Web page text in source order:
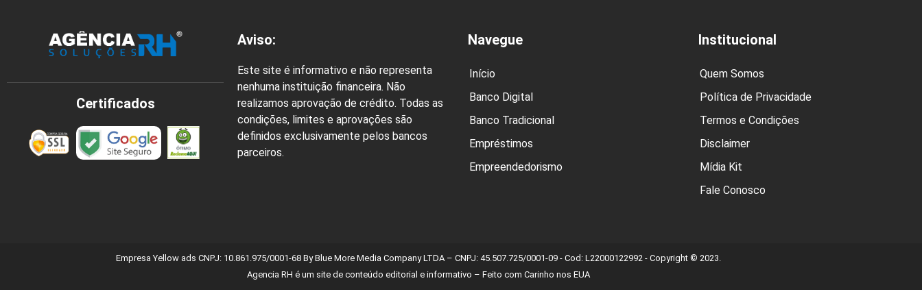
Certificados
Aviso:
Este site é informativo e não representa
nenhuma instituição financeira. Não
realizamos aprovação de crédito. Todas as
condições, limites e aprovações são
definidos exclusivamente pelos bancos
parceiros.
Navegue
Início
Banco Digital
Banco Tradicional
Empréstimos
Empreendedorismo
Institucional
Quem Somos
Política de Privacidade
Termos e Condições
Disclaimer
Mídia Kit
Fale Conosco
Empresa Yellow ads CNPJ: 10.861.975/0001-68 By Blue More Media Company LTDA – CNPJ: 45.507.725/0001-09 - Cod: L22000122992 - Copyright © 2023.
Agencia RH é um site de conteúdo editorial e informativo – Feito com Carinho nos EUA